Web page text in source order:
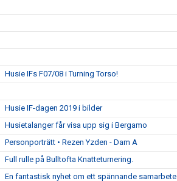
Husie IFs F07/08 i Turning Torso!
Husie IF-dagen 2019 i bilder
Husietalanger får visa upp sig i Bergamo
Personporträtt • Rezen Yzden - Dam A
Full rulle på Bulltofta Knatteturnering.
En fantastisk nyhet om ett spännande samarbete